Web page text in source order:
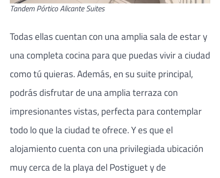
Tandem Pórtico Alicante Suites
Todas ellas cuentan con una amplia sala de estar y
una completa cocina para que puedas vivir a ciudad
como tú quieras. Además, en su suite principal,
podrás disfrutar de una amplia terraza con
impresionantes vistas, perfecta para contemplar
todo lo que la ciudad te ofrece. Y es que el
alojamiento cuenta con una privilegiada ubicación
muy cerca de la playa del Postiguet y de